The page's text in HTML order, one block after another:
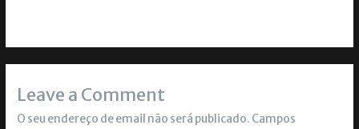
Leave a Comment
O seu endereço de email não será publicado. Campos